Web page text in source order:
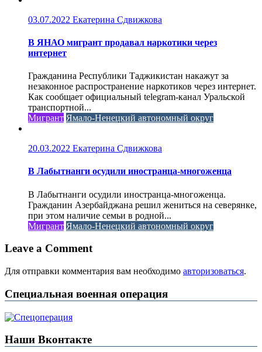
03.07.2022 Екатерина Сдвижкова
В ЯНАО мигрант продавал наркотики через
интернет
Гражданина Республики Таджикистан накажут за
незаконное распространение наркотиков через интернет.
Как сообщает официальный telegram-канал Уральской
транспортной...
Мигрант Ямало-Ненецкий автономный округ
20.03.2022 Екатерина Сдвижкова
В Лабытнанги осудили иностранца-многоженца
В Лабытнанги осудили иностранца-многоженца.
Гражданин Азербайджана решил жениться на северянке,
при этом наличие семьи в родной...
Мигрант Ямало-Ненецкий автономный округ
Leave a Comment
Для отправки комментария вам необходимо авторизоваться.
Специальная военная операция
Наши Вконтакте